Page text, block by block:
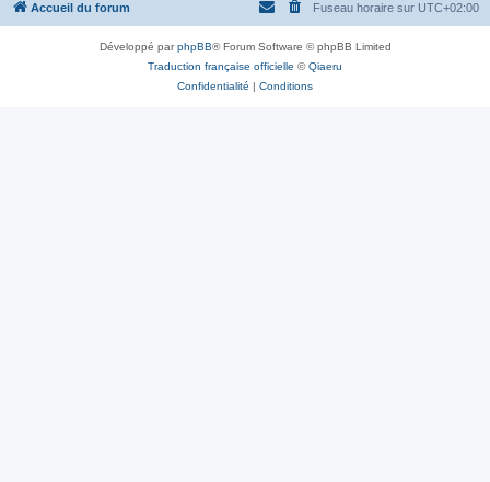
Accueil du forum Fuseau horaire sur UTC+02:00
Développé parphpBB® Forum Software © phpBB Limited
Traduction française officielle ©Qiaeru
Confidentialité
Conditions